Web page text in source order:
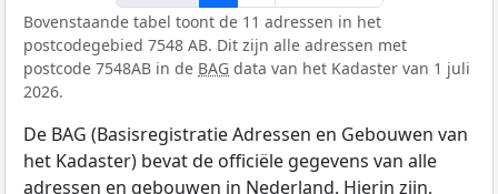
Bovenstaande tabel toont de 11 adressen in het
postcodegebied 7548 AB. Dit zijn alle adressen met
postcode 7548AB in de BAG data van het Kadaster van 1 juli
2026.
De BAG (Basisregistratie Adressen en Gebouwen van
het Kadaster) bevat de officiële gegevens van alle
adressen en gebouwen in Nederland. Hierin zijn,